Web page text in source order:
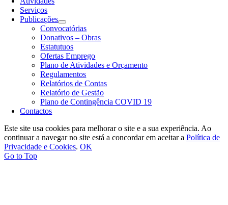
Serviços
Publicações
Convocatórias
Donativos – Obras
Estatutuos
Ofertas Emprego
Plano de Atividades e Orçamento
Regulamentos
Relatórios de Contas
Relatório de Gestão
Plano de Contingência COVID 19
Contactos
Este site usa cookies para melhorar o site e a sua experiência. Ao
continuar a navegar no site está a concordar em aceitar a Política de
Privacidade e Cookies. OK
Go to Top